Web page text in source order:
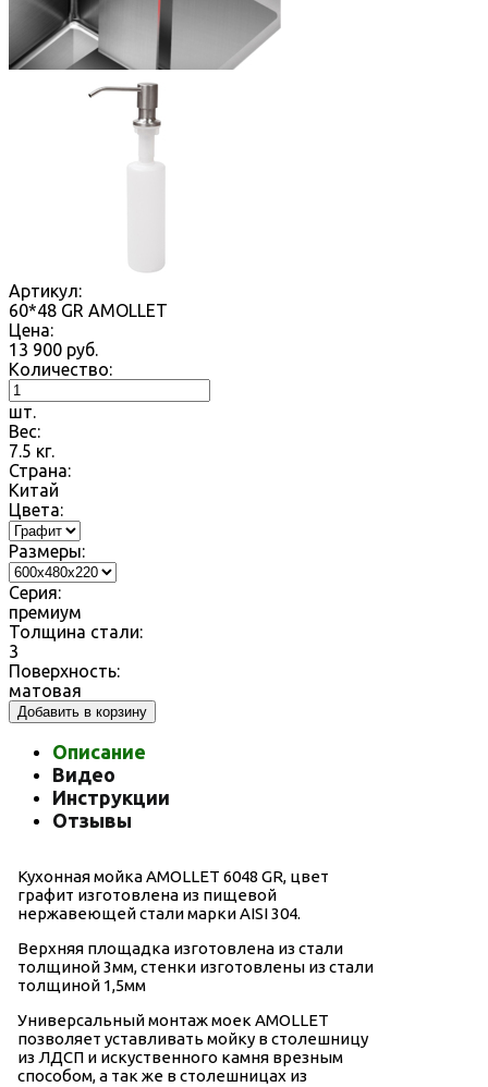
Артикул:
60*48 GR AMOLLET
Цена:
13 900 руб.
Количество:
шт.
Вес:
7.5 кг.
Страна:
Китай
Цвета:
Размеры:
Серия:
премиум
Толщина стали:
3
Поверхность:
матовая
Добавить в корзину
Описание
Видео
Инструкции
Отзывы
Кухонная мойка AMOLLET 6048 GR, цвет
графит изготовлена из пищевой
нержавеющей стали марки AISI 304.
Верхняя площадка изготовлена из стали
толщиной 3мм, стенки изготовлены из стали
толщиной 1,5мм
Универсальный монтаж моек AMOLLET
позволяет уставливать мойку в столешницу
из ЛДСП и искуственного камня врезным
способом, а так же в столешницах из